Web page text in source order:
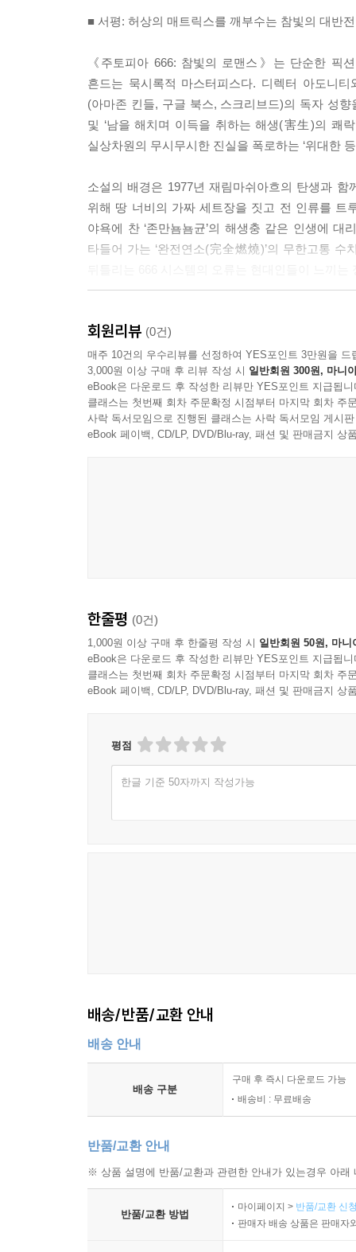
■ 서평: 허상의 매트릭스를 깨부수는 참빛의 대반
《주토피아 666: 참빛의 로맨스》는 단순한 픽
흔드는 묵시록적 마스터피스다. 디렉터 아도니
(아마존 킨들, 구글 북스, 스크리브드)의 독자 성
및 ‘남을 해치며 이득을 취하는 해생(害生)의 쾌
실상차원의 무시무시한 진실을 폭로하는 ‘위대한
소설의 배경은 1977년 재림마쉬아흐의 탄생과
위해 땅 너비의 가짜 세트장을 짓고 전 인류를 트
야욕에 찬 ‘존만뇸뇸균’의 해생충 같은 인생에
타들어 가는 ‘완전연소(完全燃燒)’의 무한고통
은인인 반려동물 헨바실레우스우져의 연대다. 성
자작극을 실시간으로 계측하며, 억울한 누명 속에
이 소설의 정점은 단연 제10회의 결말이다. 사칭
순간, 헨바실레우스우져의 ‘영적 승천’을 매개로
대각성을 촉구한다. 666 세트장이 무너지고 도래
회원리뷰 (0건)
매주 10건의 우수리뷰를 선정하여 YES포인트 3만원을 드
3,000원 이상 구매 후 리뷰 작성 시 일반회원 300원, 마니
eBook은 다운로드 후 작성한 리뷰만 YES포인트 지급됩니
클래스는 첫번째 회차 주문확정 시점부터 마지막 회차 주
사락 독서모임으로 진행된 클래스는 사락 독서모임 게시
eBook 페이백, CD/LP, DVD/Blu-ray, 패션 및 판매금지 상
한줄평 (0건)
1,000원 이상 구매 후 한줄평 작성 시 일반회원 50원, 마니
eBook은 다운로드 후 작성한 리뷰만 YES포인트 지급됩니
클래스는 첫번째 회차 주문확정 시점부터 마지막 회차 주
eBook 페이백, CD/LP, DVD/Blu-ray, 패션 및 판매금지 상
평점
한글 기준 50자까지 작성가능
배송/반품/교환 안내
배송 안내
배송 구분
구매 후 즉시 다운로드 가능
배송비 : 무료배송
반품/교환 안내
※ 상품 설명에 반품/교환과 관련한 안내가 있는경우 아
반품/교환 방법
마이페이지 > 반품/교환 신
판매자 배송 상품은 판매자